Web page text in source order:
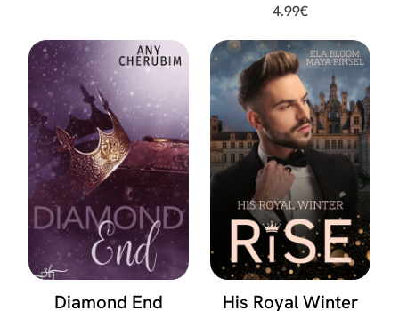
4.99€
Diamond End His Royal Winter